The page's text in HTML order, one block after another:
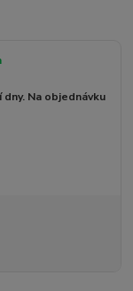
Na objednávku